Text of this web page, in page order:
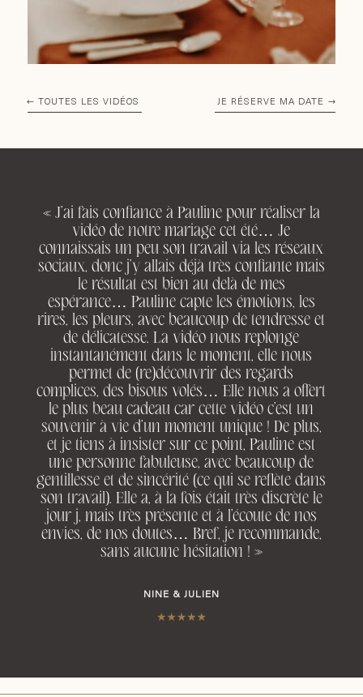
TOUTES LES VIDÉOS JE RÉSERVE MA DATE
« J’ai fais confiance à Pauline pour réaliser la
vidéo de notre mariage cet été… Je
connaissais un peu son travail via les réseaux
sociaux, donc j’y allais déjà très confiante mais
le résultat est bien au delà de mes
espérance… Pauline capte les émotions, les
rires, les pleurs, avec beaucoup de tendresse et
de délicatesse. La vidéo nous replonge
instantanément dans le moment, elle nous
permet de (re)découvrir des regards
complices, des bisous volés… Elle nous a offert
le plus beau cadeau car cette vidéo c’est un
souvenir à vie d’un moment unique ! De plus,
et je tiens à insister sur ce point, Pauline est
une personne fabuleuse, avec beaucoup de
gentillesse et de sincérité (ce qui se reflète dans
son travail). Elle a, à la fois était très discrète le
jour j, mais très présente et à l’écoute de nos
envies, de nos doutes… Bref, je recommande,
sans aucune hésitation ! »
NINE & JULIEN